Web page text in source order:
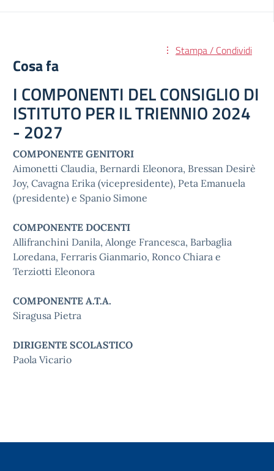
Stampa / Condividi
Cosa fa
I COMPONENTI DEL CONSIGLIO DI
ISTITUTO PER IL TRIENNIO 2024
- 2027
COMPONENTE GENITORI
Aimonetti Claudia, Bernardi Eleonora, Bressan Desirè
Joy, Cavagna Erika (vicepresidente), Peta Emanuela
(presidente) e Spanio Simone
COMPONENTE DOCENTI
Allifranchini Danila, Alonge Francesca, Barbaglia
Loredana, Ferraris Gianmario, Ronco Chiara e
Terziotti Eleonora
COMPONENTE A.T.A.
Siragusa Pietra
DIRIGENTE SCOLASTICO
Paola Vicario